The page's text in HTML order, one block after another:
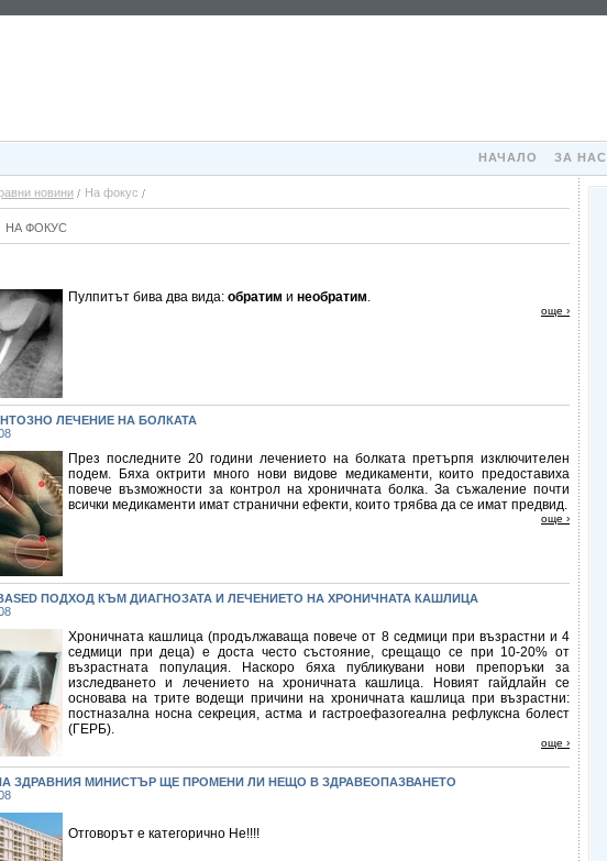
НАЧАЛО ЗА НАС
новини На фокус
НА ФОКУС
Пулпитът бива два вида: обратим и необратим.
още ›
ЛЕЧЕНИЕ НА БОЛКАТА
През последните 20 години лечението на болката претърпя изключителен
подем. Бяха октрити много нови видове медикаменти, които предоставиха
повече възможности за контрол на хроничната болка. За съжаление почти
всички медикаменти имат странични ефекти, които трябва да се имат предвид.
още ›
BASED ПОДХОД КЪМ ДИАГНОЗАТА И ЛЕЧЕНИЕТО НА ХРОНИЧНАТА КАШЛИЦА
Хроничната кашлица (продължаваща повече от 8 седмици при възрастни и 4
седмици при деца) е доста често състояние, срещащо се при 10-20% от
възрастната популация. Наскоро бяха публикувани нови препоръки за
изследването и лечението на хроничната кашлица. Новият гайдлайн се
основава на трите водещи причини на хроничната кашлица при възрастни:
постназална носна секреция, астма и гастроефазогеална рефлуксна болест
(ГЕРБ).
още ›
ЗДРАВНИЯ МИНИСТЪР ЩЕ ПРОМЕНИ ЛИ НЕЩО В ЗДРАВЕОПАЗВАНЕТО
Отговорът е категорично Не!!!!